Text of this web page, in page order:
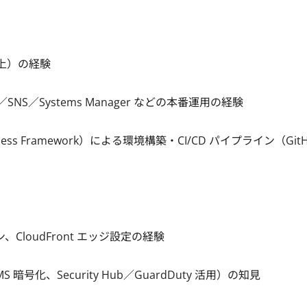
）の経験
／Systems Manager などの本番運用の経験
Framework）による環境構築・CI/CD パイプライン（
、CloudFront エッジ設定の経験
暗号化、Security Hub／GuardDuty 活用）の知見